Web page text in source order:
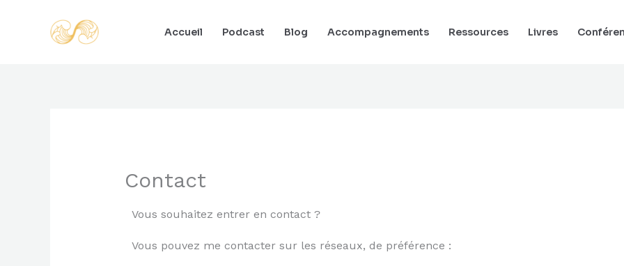
Accueil Podcast Blog Accompagnements Ressources Livres
Contact
Vous souhaitez entrer en contact ?
Vous pouvez me contacter sur les réseaux, de préférence :